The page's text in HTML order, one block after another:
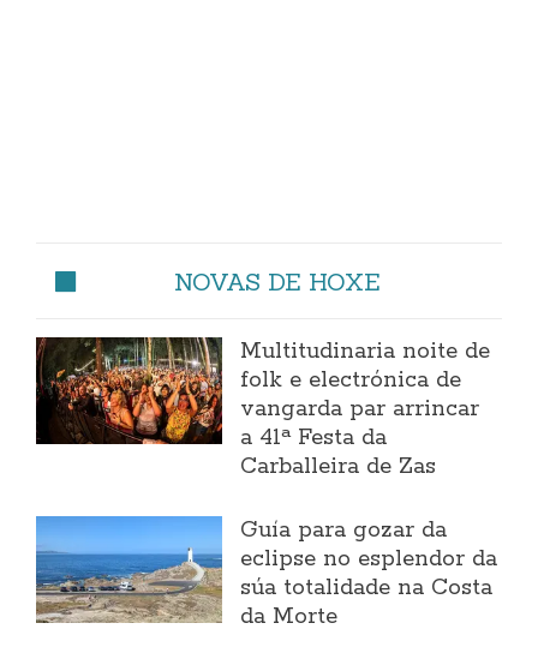
NOVAS DE HOXE
Multitudinaria noite de
folk e electrónica de
vangarda par arrincar
a 41ª Festa da
Carballeira de Zas
Guía para gozar da
eclipse no esplendor da
súa totalidade na Costa
da Morte